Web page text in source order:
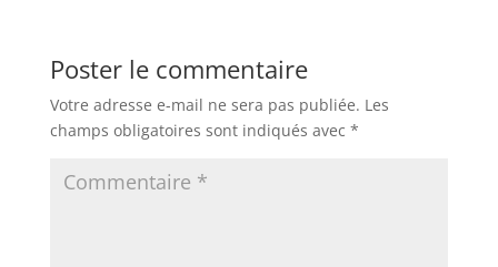
Poster le commentaire
Votre adresse e-mail ne sera pas publiée. Les
champs obligatoires sont indiqués avec *